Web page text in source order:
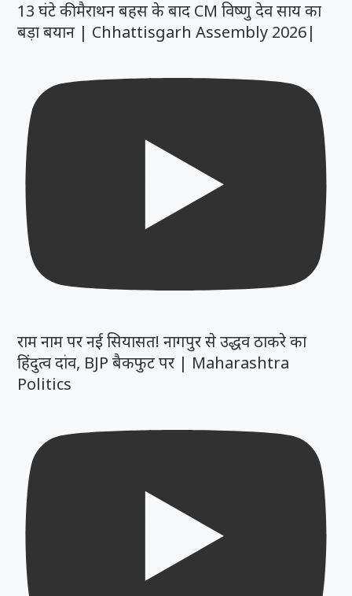
13 घंटे की मैराथन बहस के बाद CM विष्णु देव साय का
बड़ा बयान | Chhattisgarh Assembly 2026|
राम नाम पर नई सियासत! नागपुर से उद्धव ठाकरे का
हिंदुत्व दांव, BJP बैकफुट पर | Maharashtra
Politics